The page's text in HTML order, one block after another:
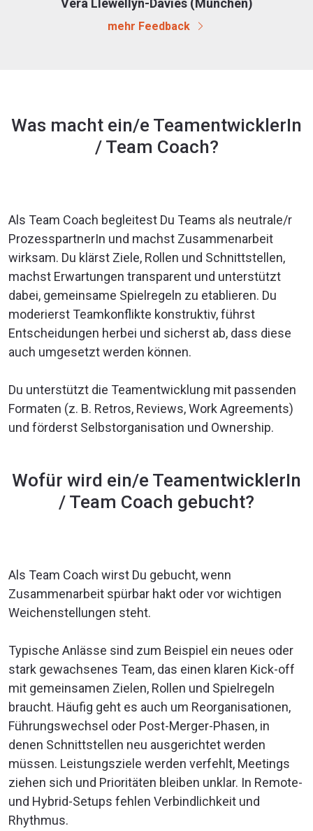
Inhalte gleich erlebbar gemacht, das war klasse. Bei
schönen Seminarort in München. Ich habe sehr viel
Theorie und Praxiserfahrung mitgenommen, die sich
auf Umsetzung freut. TOP!
mehr Feedback
Was macht ein/e TeamentwicklerIn
/ Team Coach?
Als Team Coach begleitest Du Teams als neutrale/r
ProzesspartnerIn und machst Zusammenarbeit
wirksam. Du klärst Ziele, Rollen und Schnittstellen,
machst Erwartungen transparent und unterstützt
dabei, gemeinsame Spielregeln zu etablieren. Du
moderierst Teamkonflikte konstruktiv, führst
Entscheidungen herbei und sicherst ab, dass diese
auch umgesetzt werden können.
Du unterstützt die Teamentwicklung mit passenden
Formaten (z. B. Retros, Reviews, Work Agreements)
und förderst Selbstorganisation und Ownership.
Wofür wird ein/e TeamentwicklerIn
/ Team Coach gebucht?
Als Team Coach wirst Du gebucht, wenn
Zusammenarbeit spürbar hakt oder vor wichtigen
Weichenstellungen steht.
Typische Anlässe sind zum Beispiel ein neues oder
stark gewachsenes Team, das einen klaren Kick-off
mit gemeinsamen Zielen, Rollen und Spielregeln
braucht. Häufig geht es auch um Reorganisationen,
Führungswechsel oder Post-Merger-Phasen, in
denen Schnittstellen neu ausgerichtet werden
müssen. Leistungsziele werden verfehlt, Meetings
ziehen sich und Prioritäten bleiben unklar. In Remote-
und Hybrid-Setups fehlen Verbindlichkeit und
Rhythmus.